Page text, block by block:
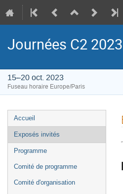
Journées C2 2023
15–20 oct. 2023
Fuseau horaire Europe/Paris
Menu
de
l'événement
Accueil
Exposés invités
Programme
Comité de programme
Comité d'organisation